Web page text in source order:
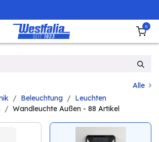
0
Alle
Beleuchtung
Leuchten
Wandleuchte Außen - 88 Artikel